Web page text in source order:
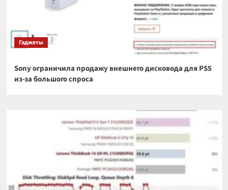
Гаджеты
Sony ограничила продажу внешнего дисковода для PS5
из-за большого спроса